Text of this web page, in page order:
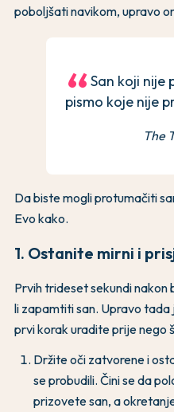
poboljšati navikom, upravo
San koji nije
pismo koje nije
The
Da biste mogli protumačiti
Evo kako.
1. Ostanite mirni i
Prvih trideset sekundi
li zapamtiti san. Upravo
prvi korak uradite prije nego
Držite oči zatvorene i
se probudili. Čini se da
prizovete san, a